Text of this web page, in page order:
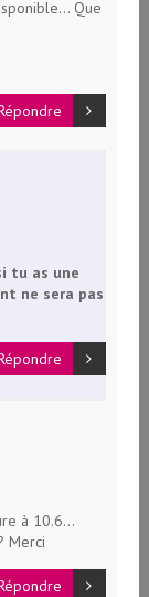
Que
tu as une
ne sera pas
à 10.6…
Merci